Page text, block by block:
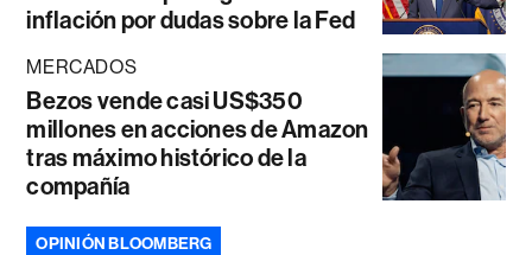
inflación por dudas sobre la Fed
MERCADOS
Bezos vende casi US$350
millones en acciones de Amazon
tras máximo histórico de la
compañía
OPINIÓN BLOOMBERG